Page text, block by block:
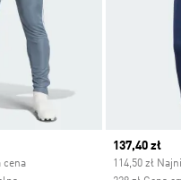
cena
Current
137,40 zł
114,50 zł